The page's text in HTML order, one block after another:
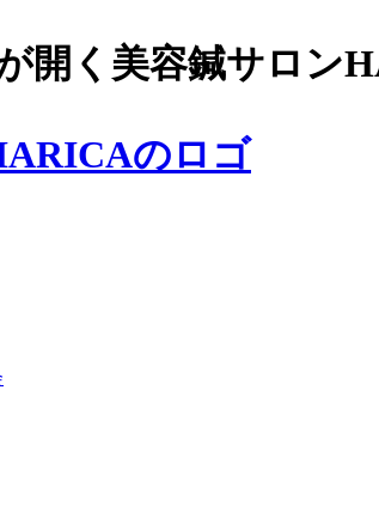
開く美容鍼サロン